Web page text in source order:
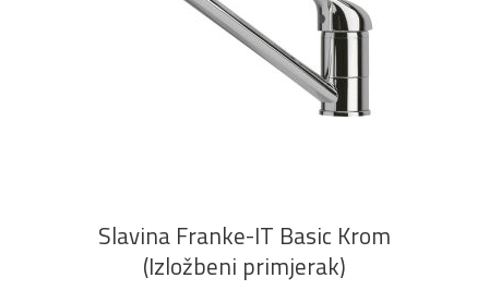
Slavina Franke-IT Basic Krom
(Izložbeni primjerak)